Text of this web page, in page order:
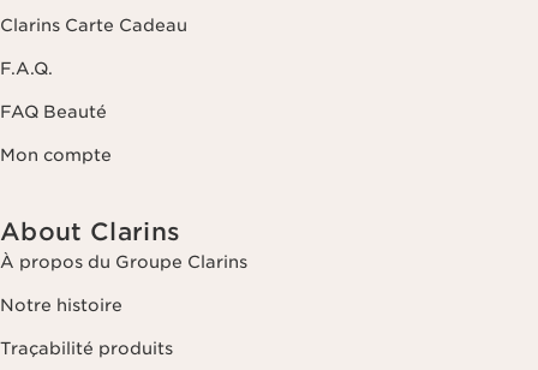
Clarins Carte Cadeau
F.A.Q.
FAQ Beauté
Mon compte
About Clarins
À propos du Groupe Clarins
Notre histoire
Traçabilité produits